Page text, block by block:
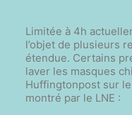
Limitée à 4h
l’objet de plusieurs
étendue. Certains
laver les masques
Huffingtonpost sur
montré par le LNE :